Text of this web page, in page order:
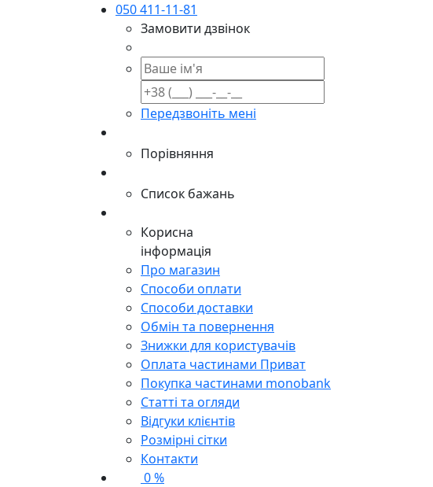
050 411-11-81
Замовити дзвінок
Передзвоніть мені
Порівняння
Список бажань
Корисна
інформація
Про магазин
Способи оплати
Способи доставки
Обмін та повернення
Знижки для користувачів
Оплата частинами Приват
Покупка частинами monobank
Статті та огляди
Відгуки клієнтів
Розмірні сітки
Контакти
0 %